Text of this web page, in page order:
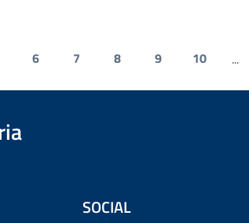
6 7 8 9 10 ...
SOCIAL